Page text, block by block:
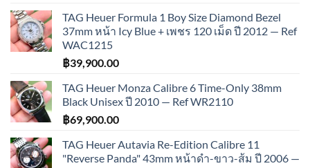
TAG Heuer Formula 1 Boy Size Diamond Bezel
37mm หน้า Icy Blue + เพชร 120 เม็ด ปี 2012 — Ref
WAC1215
฿39,900.00
TAG Heuer Monza Calibre 6 Time-Only 38mm
Black Unisex ปี 2010 — Ref WR2110
฿69,900.00
TAG Heuer Autavia Re-Edition Calibre 11
"Reverse Panda" 43mm หน้าดำ-ขาว-ส้ม ปี 2006 —